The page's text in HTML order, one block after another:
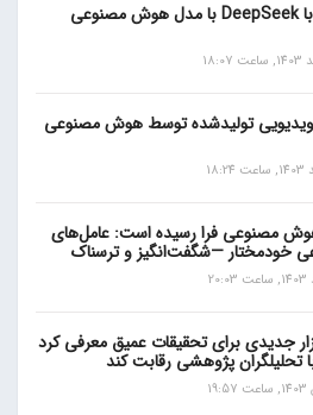
رقابت بایدو با DeepSeek با مدل هوش مصنوعی
ویدیویی تولیدشده توسط هوش مصنوعی
مصنوعی فرا رسیده است: عامل‌های
خودمختار —شگفت‌انگیز و ترسناک
جدیدی برای تحقیقات عمیق معرفی کرد
تحلیلگران پژوهشی رقابت کند